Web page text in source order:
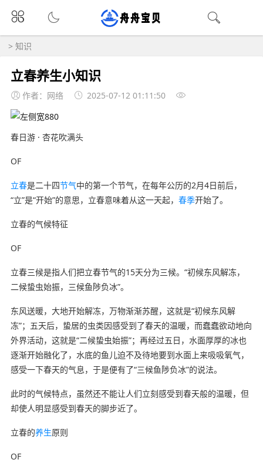
> 知识
立春养生小知识
作者：网络 2025-07-12 01:11:50
春日游 · 杏花吹满头
OF
立春是二十四节气中的第一个节气，在每年公历的2月4日前后，
“立”是“开始”的意思，立春意味着从这一天起， 春季开始了。
立春的气候特征
OF
立春三候是指人们把立春节气的15天分为三候。“初候东风解冻，
二候蛰虫始振，三候鱼陟负冰”。
东风送暖，大地开始解冻，万物渐渐苏醒，这就是“初候东风解
冻”；五天后，蛰居的虫类因感受到了春天的温暖，而蠢蠢欲动地向
外界活动，这就是“二候蛰虫始振”；再经过五日，水面厚厚的冰也
逐渐开始融化了，水底的鱼儿迫不及待地要到水面上来吸吸氧气，
感受一下春天的气息，于是便有了“三候鱼陟负冰”的说法。
此时的气候特点，虽然还不能让人们立刻感受到春天般的温暖，但
却使人明显感受到春天的脚步近了。
立春的养生原则
OF